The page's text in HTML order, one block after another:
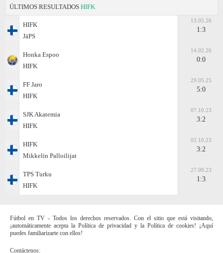
ÚLTIMOS RESULTADOS HIFK
HIFK
JäPS
13.05.26
1:3
Honka Espoo
HIFK
14.02.26
0:0
FF Jaro
HIFK
29.05.25
5:0
SJK Akatemia
HIFK
07.10.23
3:2
HIFK
Mikkelin Palloilijat
02.10.23
3:2
TPS Turku
HIFK
27.09.23
1:3
Fútbol en TV - Todos los derechos reservados. Con el sitio que está visitando,
¡automáticamente acepta la Política de privacidad y la Política de cookies! ¡Aquí
puedes familiarizarte con ellos!
Contáctenos: